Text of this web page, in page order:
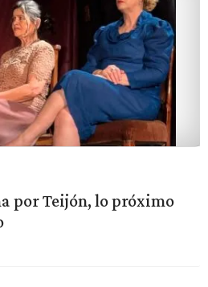
por Teijón, lo próximo